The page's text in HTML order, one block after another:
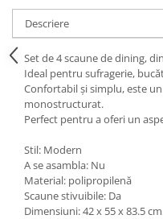
Corpuri de iluminat
Home Office
Designers' Choice
Descriere
Set de 4 scaune de dining,
Ideal pentru sufragerie,
Confortabil și simplu, este
monostructurat.
Perfect pentru a oferi un
Stil: Modern
A se asambla: Nu
Material: polipropilenă
Scaune stivuibile: Da
Dimensiuni: 42 x 55 x 83.5